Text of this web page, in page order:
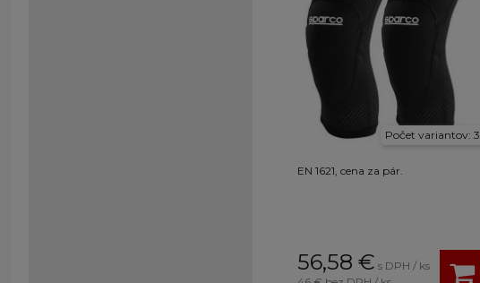
Počet variantov: 3
EN 1621, cena za pár.
56,58 € s DPH / ks